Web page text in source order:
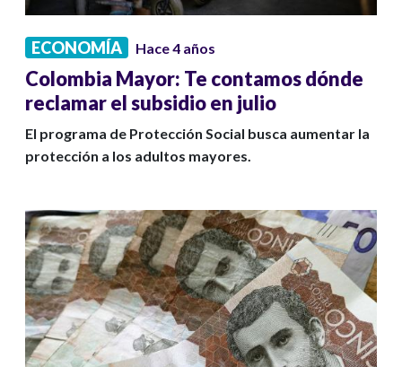
ECONOMÍA Hace 4 años
Colombia Mayor: Te contamos dónde
reclamar el subsidio en julio
El programa de Protección Social busca aumentar la
protección a los adultos mayores.